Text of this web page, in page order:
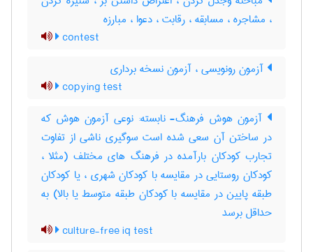
، مشاجره ، مسابقه ، رقابت ، دعوا ، مبارزه
contest
آزمون رونویسی ، آزمون نسخه برداری
copying test
آزمون هوش فرهنگ- نابسته: نوعی آزمون هوش که
در ساختن آن سعی شده است سوگیری ناشی از تفاوت
تجارب کودکان بارآمده در فرهنگ های مختلف (مثلا ،
کودکان روستایی در مقایسه با کودکان شهری ، یا کودکان
طبقه پایین در مقایسه با کودکان طبقه متوسط یا بالا) به
حداقل برسد
culture-free iq test